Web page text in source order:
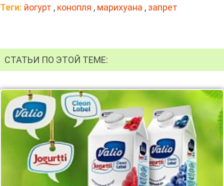
Теги: йогурт , конопля , марихуана , запрет
СТАТЬИ ПО ЭТОЙ ТЕМЕ: